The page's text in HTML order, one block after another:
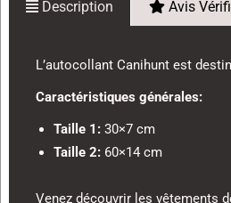
Description Avis
L’autocollant Canihunt est
Caractéristiques générales:
Taille 1: 30×7 cm
Taille 2: 60×14 cm
Venez découvrir les vêtements